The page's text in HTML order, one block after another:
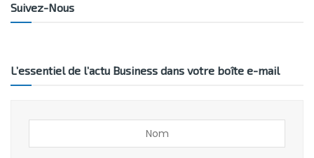
Suivez-Nous
L’essentiel de l’actu Business dans votre boîte e-mail